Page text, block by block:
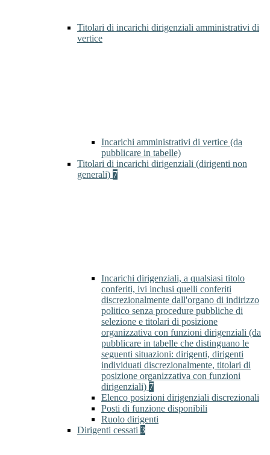
Titolari di incarichi dirigenziali amministrativi di
vertice
Incarichi amministrativi di vertice (da
pubblicare in tabelle)
Titolari di incarichi dirigenziali (dirigenti non
generali) 7
Incarichi dirigenziali, a qualsiasi titolo
conferiti, ivi inclusi quelli conferiti
discrezionalmente dall'organo di indirizzo
politico senza procedure pubbliche di
selezione e titolari di posizione
organizzativa con funzioni dirigenziali (da
pubblicare in tabelle che distinguano le
seguenti situazioni: dirigenti, dirigenti
individuati discrezionalmente, titolari di
posizione organizzativa con funzioni
dirigenziali) 7
Elenco posizioni dirigenziali discrezionali
Posti di funzione disponibili
Ruolo dirigenti
Dirigenti cessati 3